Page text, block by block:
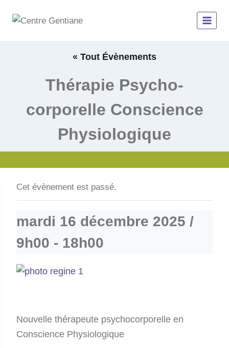
« Tout Évènements
Thérapie Psycho-
corporelle Conscience
Physiologique
Cet évènement est passé.
mardi 16 décembre 2025 /
9h00 - 18h00
Nouvelle thérapeute psychocorporelle en
Conscience Physiologique